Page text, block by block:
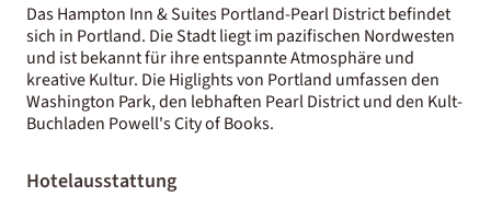
Das Hampton Inn & Suites Portland-Pearl District befindet
sich in Portland. Die Stadt liegt im pazifischen Nordwesten
und ist bekannt für ihre entspannte Atmosphäre und
kreative Kultur. Die Higlights von Portland umfassen den
Washington Park, den lebhaften Pearl District und den Kult-
Buchladen Powell's City of Books.
Hotelausstattung